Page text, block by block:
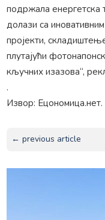
подржала енергетска
долази са
пројекти,
плутајући
кључних изазова“,
.
Извор: Ецономица.нет.
← previous article